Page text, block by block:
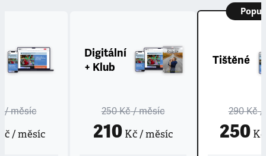
/ měsíc
/ měsíc
Digitální
+ Klub
250 Kč/ měsíc
210 Kč / měsíc
Tištěné
290 Kč/
250Kč